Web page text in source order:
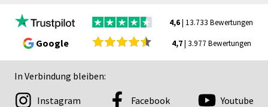
4,6| 13.733 Bewertungen
Google 4,7| 3.977 Bewertungen
In Verbindung bleiben:
Instagram Facebook Youtube